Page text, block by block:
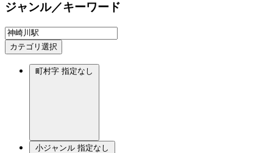
ジャンル／キーワード
カテゴリ選択
町村字 指定なし
小ジャンル 指定なし